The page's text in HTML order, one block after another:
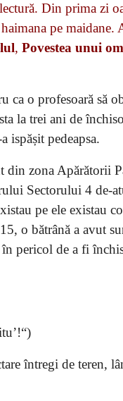
Din prima zi
pe maidane.
,Povestea unui
ca o profesoară să
la trei ani de
ispășit pedeapsa.
din zona Apărătorii
Sectorului 4 de-
pe ele existau
o bătrână a avut
pericol de a fi
întregi de teren,